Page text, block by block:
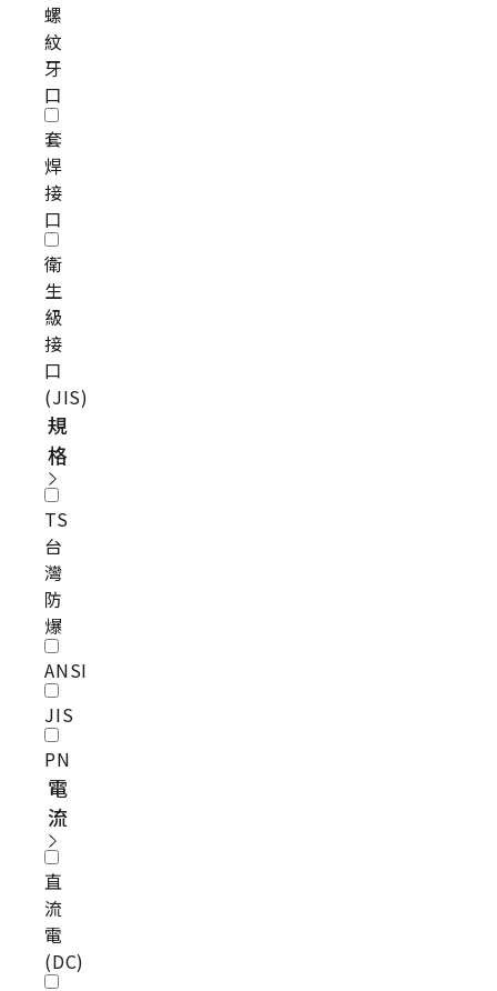
螺
紋
牙
口
套
焊
接
口
衛
生
級
接
口
(JIS)
規
格
TS
台
灣
防
爆
ANSI
JIS
PN
電
流
直
流
電
(DC)